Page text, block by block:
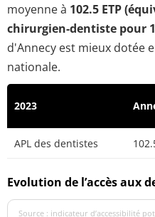
moyenne à 102.5 ETP
chirurgien-dentiste pour
d'Annecy est mieux dotée
nationale.
2023
APL des dentistes
Evolution de l’accès aux
Source : indicateur d’accessibilité